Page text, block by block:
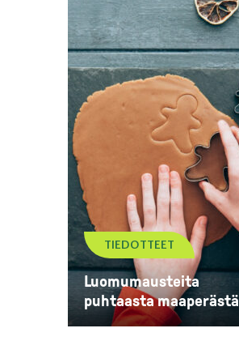
TIEDOTTEET
Luomumausteita
puhtaasta maaperästä